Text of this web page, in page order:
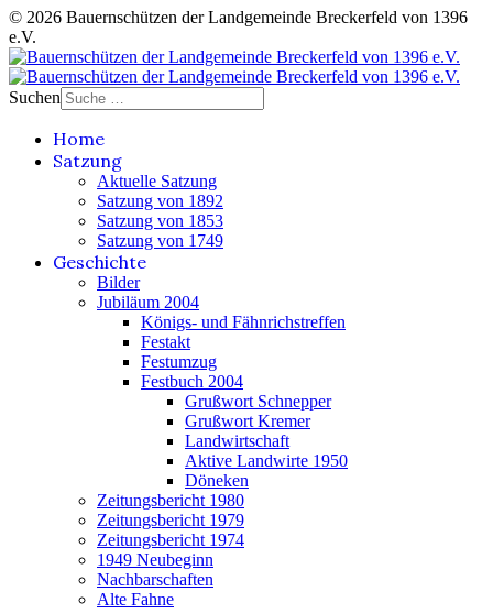
© 2026 Bauernschützen der Landgemeinde Breckerfeld von 1396
e.V.
Suchen
Home
Satzung
Aktuelle Satzung
Satzung von 1892
Satzung von 1853
Satzung von 1749
Geschichte
Bilder
Jubiläum 2004
Königs- und Fähnrichstreffen
Festakt
Festumzug
Festbuch 2004
Grußwort Schnepper
Grußwort Kremer
Landwirtschaft
Aktive Landwirte 1950
Döneken
Zeitungsbericht 1980
Zeitungsbericht 1979
Zeitungsbericht 1974
1949 Neubeginn
Nachbarschaften
Alte Fahne